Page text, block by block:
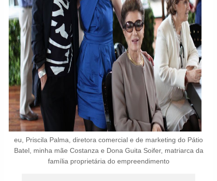
eu, Priscila Palma, diretora comercial e de marketing do Pátio
Batel, minha mãe Costanza e Dona Guita Soifer, matriarca da
família proprietária do empreendimento